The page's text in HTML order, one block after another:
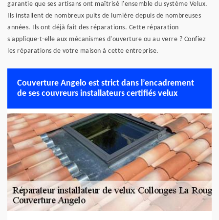
garantie que ses artisans ont maîtrisé l'ensemble du système Velux.
Ils installent de nombreux puits de lumière depuis de nombreuses
années. Ils ont déjà fait des réparations. Cette réparation
s'applique-t-elle aux mécanismes d'ouverture ou au verre ? Confiez
les réparations de votre maison à cette entreprise.
Couverture Angelo est strict dans l’encadrement
de ses couvreurs installateurs certifiés velux